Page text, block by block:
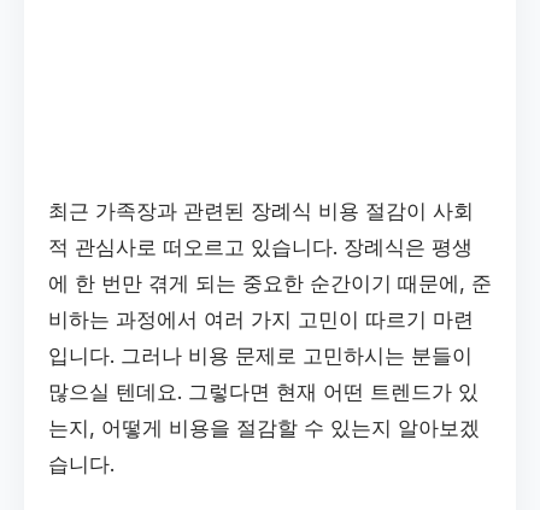
최근 가족장과 관련된 장례식 비용 절감이 사회
적 관심사로 떠오르고 있습니다. 장례식은 평생
에 한 번만 겪게 되는 중요한 순간이기 때문에, 준
비하는 과정에서 여러 가지 고민이 따르기 마련
입니다. 그러나 비용 문제로 고민하시는 분들이
많으실 텐데요. 그렇다면 현재 어떤 트렌드가 있
는지, 어떻게 비용을 절감할 수 있는지 알아보겠
습니다.